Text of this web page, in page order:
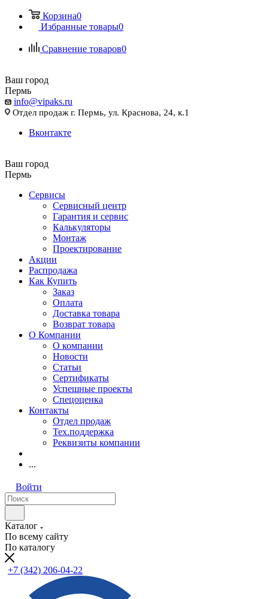
Корзина0
Избранные товары0
Сравнение товаров0
Ваш город
Пермь
info@vipaks.ru
Отдел продаж г. Пермь, ул. Краснова, 24, к.1
Вконтакте
Ваш город
Пермь
Сервисы
Сервисный центр
Гарантия и сервис
Калькуляторы
Монтаж
Проектирование
Акции
Распродажа
Как Купить
Заказ
Оплата
Доставка товара
Возврат товара
О Компании
О компании
Новости
Статьи
Сертификаты
Успешные проекты
Спецоценка
Контакты
Отдел продаж
Тех.поддержка
Реквизиты компании
...
Войти
Каталог
По всему сайту
По каталогу
+7 (342) 206-04-22